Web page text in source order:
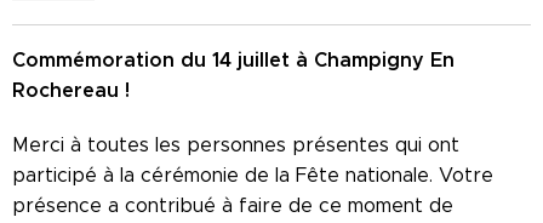
Commémoration du 14 juillet à Champigny En
Rochereau !
Merci à toutes les personnes présentes qui ont
participé à la cérémonie de la Fête nationale. Votre
présence a contribué à faire de ce moment de